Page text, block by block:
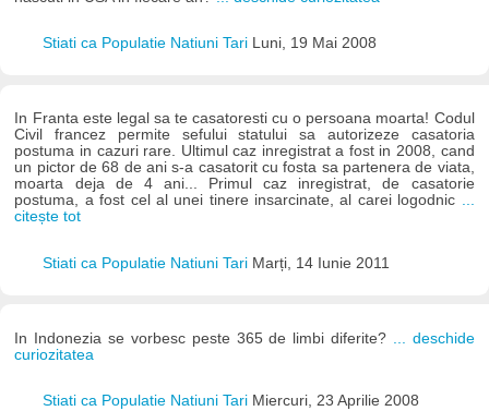
Stiati ca Populatie Natiuni Tari Luni, 19 Mai 2008
In Franta este legal sa te casatoresti cu o persoana moarta! Codul
Civil francez permite sefului statului sa autorizeze casatoria
postuma in cazuri rare. Ultimul caz inregistrat a fost in 2008, cand
un pictor de 68 de ani s-a casatorit cu fosta sa partenera de viata,
moarta deja de 4 ani... Primul caz inregistrat, de casatorie
postuma, a fost cel al unei tinere insarcinate, al carei logodnic ...
citește tot
Stiati ca Populatie Natiuni Tari Marți, 14 Iunie 2011
In Indonezia se vorbesc peste 365 de limbi diferite? ... deschide
curiozitatea
Stiati ca Populatie Natiuni Tari Miercuri, 23 Aprilie 2008